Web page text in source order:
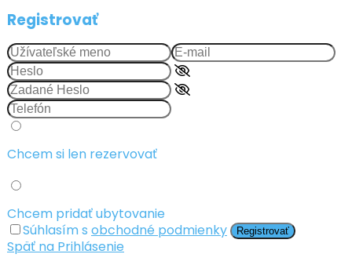
Registrovať
Chcem si len rezervovať
Chcem pridať ubytovanie
Súhlasím s obchodné podmienky Registrovať
Späť na Prihlásenie